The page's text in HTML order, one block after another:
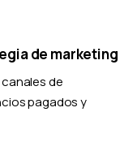
de marketing
de
pagados y